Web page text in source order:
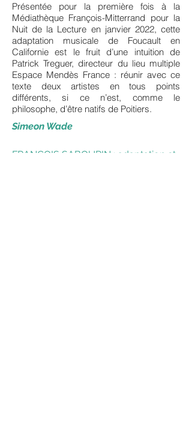
Présentée pour la première fois à la
Médiathèque François-Mitterrand pour la
Nuit de la Lecture en janvier 2022, cette
adaptation musicale de Foucault en
Californie est le fruit d’une intuition de
Patrick Treguer, directeur du lieu multiple
Espace Mendès France : réunir avec ce
texte deux artistes en tous points
différents, si ce n’est, comme le
philosophe, d’être natifs de Poitiers.
Simeon Wade
FRANÇOIS SABOURIN : adaptation et